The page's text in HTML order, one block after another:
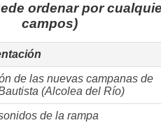
ordenar por
campos)
de las nuevas campanas de
(Alcolea del Río)
de la rampa